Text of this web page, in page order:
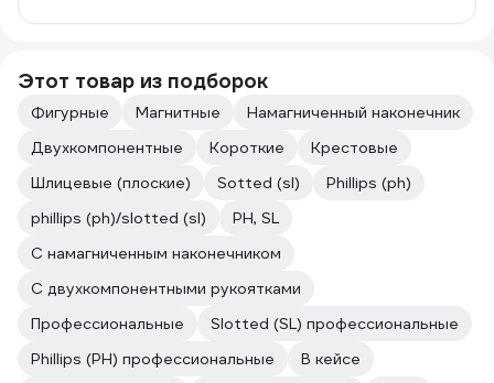
Этот товар из подборок
Фигурные Магнитные
Намагниченный наконечник
Двухкомпонентные
Короткие
Крестовые
Шлицевые (плоские)
Sotted (sl)
Phillips (ph)
phillips (ph)/slotted (sl)
PH, SL
C намагниченным наконечником
С двухкомпонентными рукоятками
Профессиональные
Slotted (SL) профессиональные
Phillips (PH) профессиональные
В кейсе